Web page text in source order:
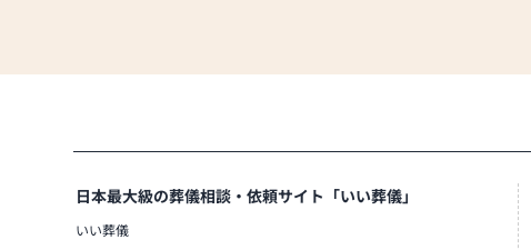
日本最大級の葬儀相談・依頼サイト「いい葬儀」
いい葬儀